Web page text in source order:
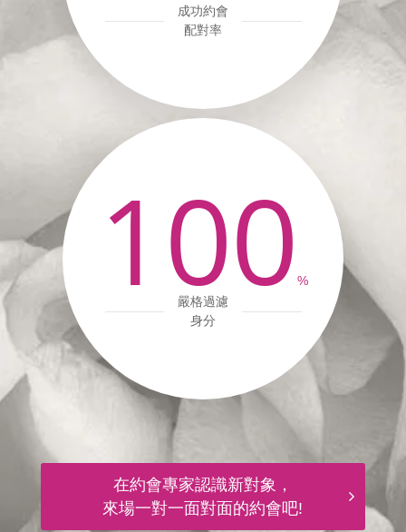
成功約會
配對率
100 %
嚴格過濾
身分
在約會專家認識新對象，
來場一對一面對面的約會吧!